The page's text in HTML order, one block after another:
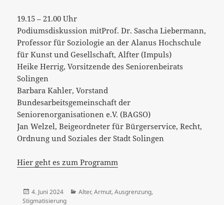
19.15 – 21.00 Uhr
Podiumsdiskussion mitProf. Dr. Sascha Liebermann,
Professor für Soziologie an der Alanus Hochschule
für Kunst und Gesellschaft, Alfter (Impuls)
Heike Herrig, Vorsitzende des Seniorenbeirats
Solingen
Barbara Kahler, Vorstand
Bundesarbeitsgemeinschaft der
Seniorenorganisationen e.V. (BAGSO)
Jan Welzel, Beigeordneter für Bürgerservice, Recht,
Ordnung und Soziales der Stadt Solingen
Hier geht es zum Programm
Veröffentlicht
am
4. Juni 2024 Kategorien
Alter, Armut, Ausgrenzung,
Stigmatisierung